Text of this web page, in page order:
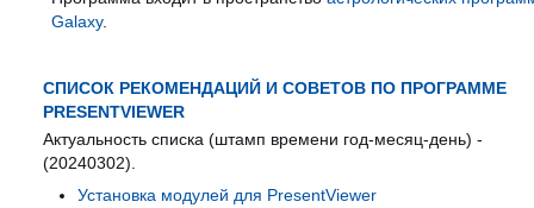
Galaxy.
СПИСОК РЕКОМЕНДАЦИЙ И СОВЕТОВ ПО ПРОГРАММЕ
PRESENTVIEWER
Актуальность списка (штамп времени год-месяц-день) -
(20240302).
Установка модулей для PresentViewer